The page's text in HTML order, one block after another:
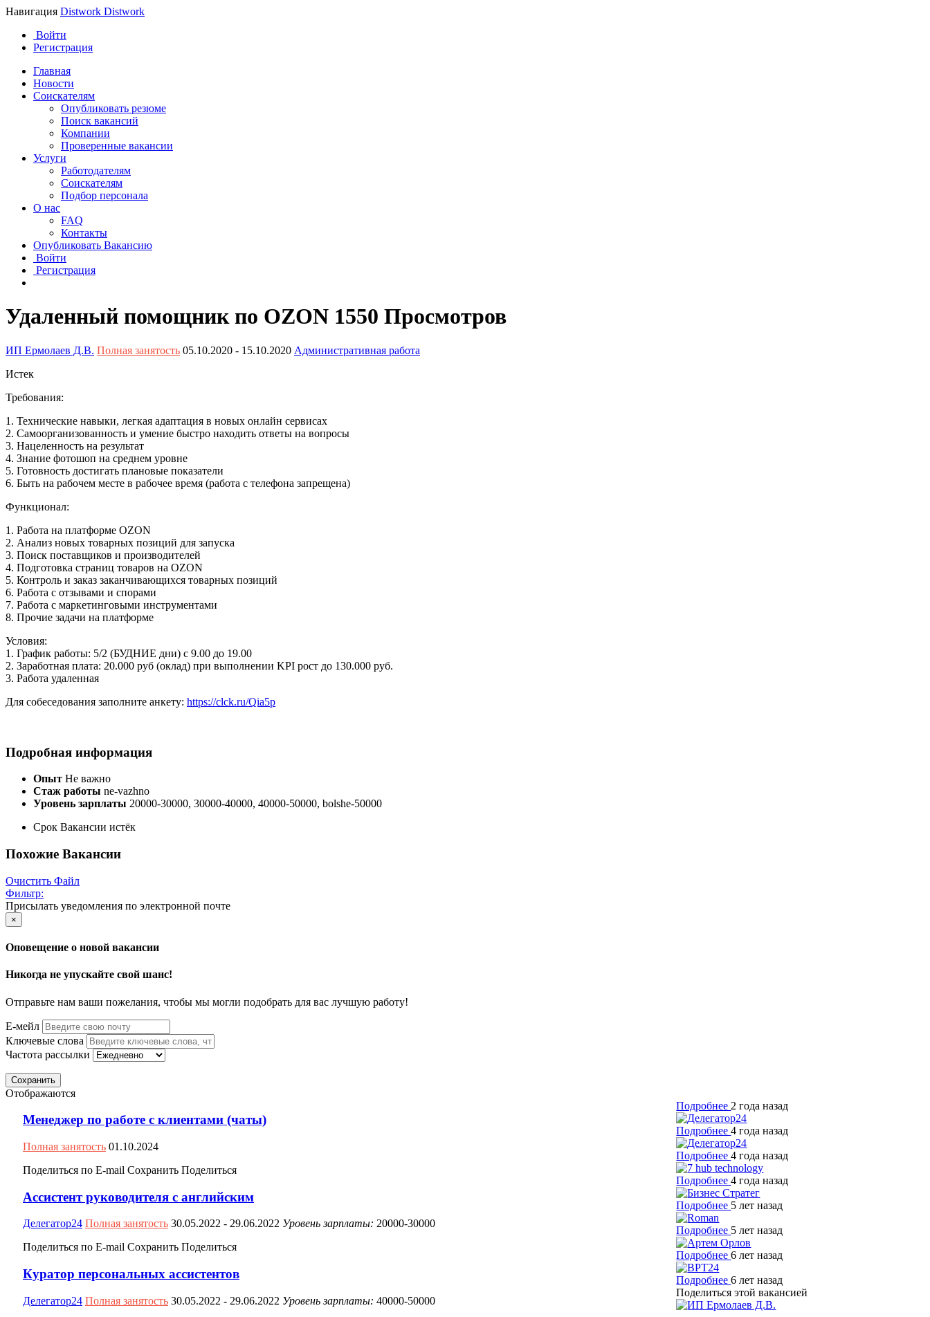
Навигация Distwork Distwork
Войти
Регистрация
Главная
Новости
Соискателям
Опубликовать резюме
Поиск вакансий
Компании
Проверенные вакансии
Услуги
Работодателям
Соискателям
Подбор персонала
О нас
FAQ
Контакты
Опубликовать Вакансию
Войти
Регистрация
Удаленный помощник по OZON 1550 Просмотров
ИП Ермолаев Д.В. Полная занятость 05.10.2020 - 15.10.2020 Административная работа
Истек
Требования:
1. Технические навыки, легкая адаптация в новых онлайн сервисах
2. Самоорганизованность и умение быстро находить ответы на вопросы
3. Нацеленность на результат
4. Знание фотошоп на среднем уровне
5. Готовность достигать плановые показатели
6. Быть на рабочем месте в рабочее время (работа с телефона запрещена)
Функционал:
1. Работа на платформе OZON
2. Анализ новых товарных позиций для запуска
3. Поиск поставщиков и производителей
4. Подготовка страниц товаров на OZON
5. Контроль и заказ заканчивающихся товарных позиций
6. Работа с отзывами и спорами
7. Работа с маркетинговыми инструментами
8. Прочие задачи на платформе
Условия:
1. График работы: 5/2 (БУДНИЕ дни) с 9.00 до 19.00
2. Заработная плата: 20.000 руб (оклад) при выполнении KPI рост до 130.000 руб.
3. Работа удаленная
Для собеседования заполните анкету: https://clck.ru/Qia5p
Подробная информация
Опыт Не важно
Стаж работы ne-vazhno
Уровень зарплаты 20000-30000, 30000-40000, 40000-50000, bolshe-50000
Срок Вакансии истёк
Похожие Вакансии
Очистить Файл
Фильтр:
Присылать уведомления по электронной почте
×
Оповещение о новой вакансии
Никогда не упускайте свой шанс!
Отправьте нам ваши пожелания, чтобы мы могли подобрать для вас лучшую работу!
Е-мейл
Ключевые слова
Частота рассылки
Сохранить
Отображаются
Менеджер по работе с клиентами (чаты)
Полная занятость 01.10.2024
Поделиться по E-mail Сохранить Поделиться
Подробнее 2 года назад
Ассистент руководителя с английским
Делегатор24 Полная занятость 30.05.2022 - 29.06.2022 Уровень зарплаты: 20000-30000
Поделиться по E-mail Сохранить Поделиться
Подробнее4 года назад
Куратор персональных ассистентов
Делегатор24 Полная занятость 30.05.2022 - 29.06.2022 Уровень зарплаты: 40000-50000
Подробнее4 года назад
Подробнее4 года назад
Подробнее 5 лет назад
Подробнее 5 лет назад
Подробнее6 лет назад
Подробнее6 лет назад
Поделиться этой вакансией